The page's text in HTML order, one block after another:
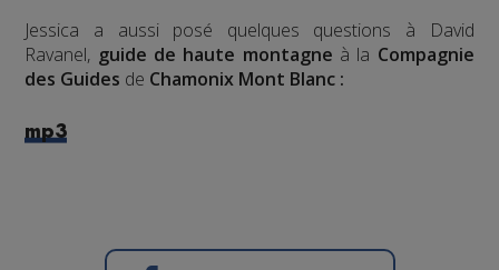
Jessica a aussi posé quelques questions à David
Ravanel, guide de haute montagne à la Compagnie
des Guides de Chamonix Mont Blanc :
mp3